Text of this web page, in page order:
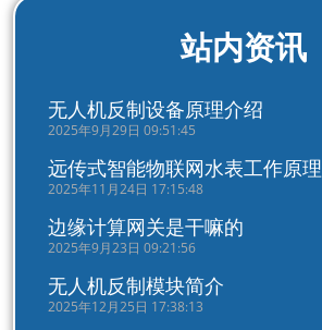
站内资讯
无人机反制设备原理介绍
2025年9月29日 09:51:45
远传式智能物联网水表工作原理
2025年11月24日 17:15:48
边缘计算网关是干嘛的
2025年9月23日 09:21:56
无人机反制模块简介
2025年12月25日 17:38:13